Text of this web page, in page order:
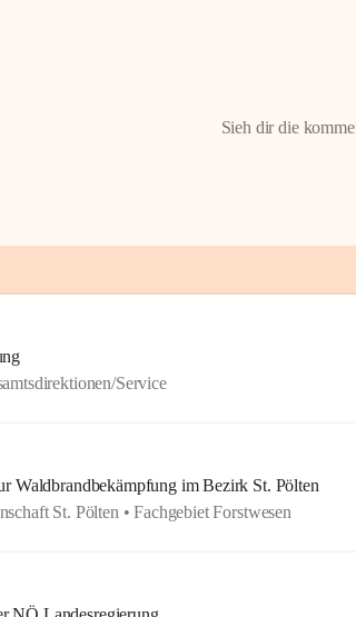
Sieh dir die
Service
Waldbrandbekämpfung im Bezirk St. Pölten
St. Pölten • Fachgebiet Forstwesen